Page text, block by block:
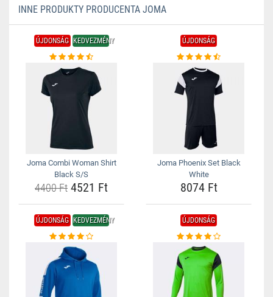
INNE PRODUKTY PRODUCENTA JOMA
ÚJDONSÁG KEDVEZMÉNY
Joma Combi Woman Shirt
Black S/S
4400 Ft 4521 Ft
ÚJDONSÁG
Joma Phoenix Set Black
White
8074 Ft
ÚJDONSÁG KEDVEZMÉNY ÚJDONSÁG